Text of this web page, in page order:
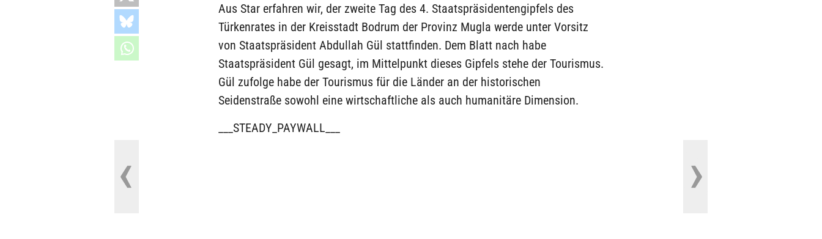
Aus Star erfahren wir, der zweite Tag des 4. Staatspräsidentengipfels des
Türkenrates in der Kreisstadt Bodrum der Provinz Mugla werde unter Vorsitz
von Staatspräsident Abdullah Gül stattfinden. Dem Blatt nach habe
Staatspräsident Gül gesagt, im Mittelpunkt dieses Gipfels stehe der Tourismus.
Gül zufolge habe der Tourismus für die Länder an der historischen
Seidenstraße sowohl eine wirtschaftliche als auch humanitäre Dimension.
___STEADY_PAYWALL___